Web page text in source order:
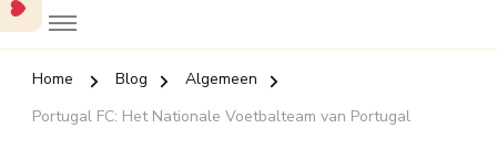
Home Blog
Algemeen
Portugal FC: Het Nationale Voetbalteam van Portugal